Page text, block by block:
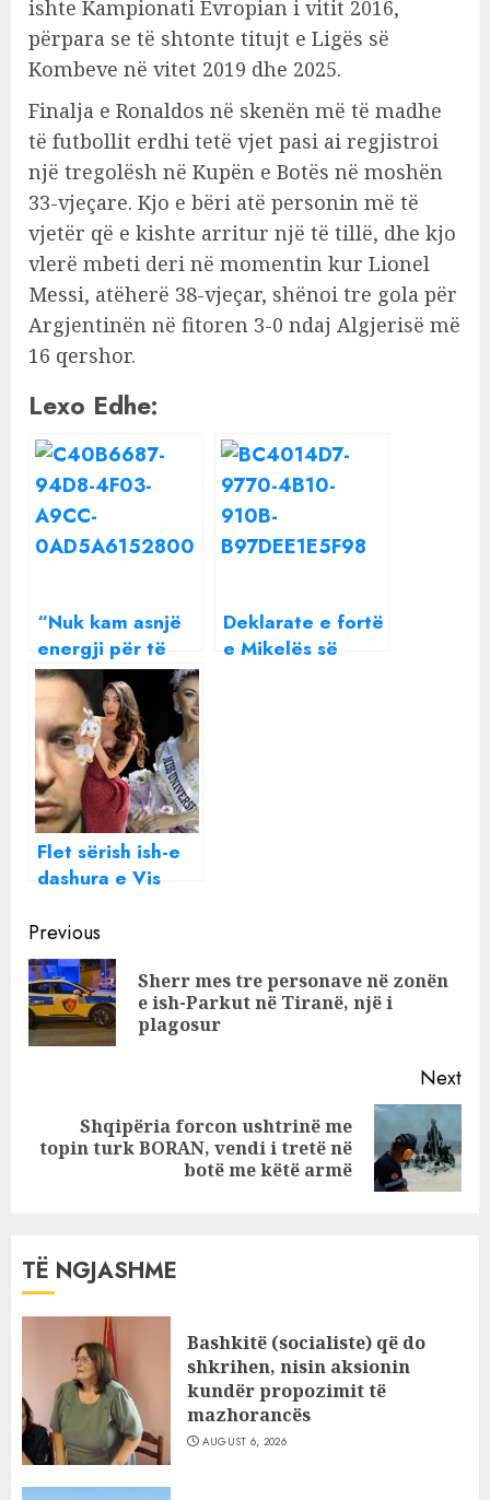
ishte Kampionati Evropian i vitit 2016,
përpara se të shtonte titujt e Ligës së
Kombeve në vitet 2019 dhe 2025.
Finalja e Ronaldos në skenën më të madhe
të futbollit erdhi tetë vjet pasi ai regjistroi
një tregolësh në Kupën e Botës në moshën
33-vjeçare. Kjo e bëri atë personin më të
vjetër që e kishte arritur një të tillë, dhe kjo
vlerë mbeti deri në momentin kur Lionel
Messi, atëherë 38-vjeçar, shënoi tre gola për
Argjentinën në fitoren 3-0 ndaj Algjerisë më
16 qershor.
Lexo Edhe:
“Nuk kam asnjë
energji për të
urryer një shpirt”
Beatrix ndan një
mesazh të
rëndësishëm me
të gjithë
Deklarate e fortë
e Mikelës së
Flet sërish ish-e
dashura e Vis
lidhje me
zhdukjen e tij, i
kam dhënë fund
historisë, e kam
harruar
Continue
Reading
Previous
Sherr mes tre personave në zonën
e ish-Parkut në Tiranë, një i
plagosur
Next
Next
Shqipëria forcon ushtrinë me
topin turk BORAN, vendi i tretë në
botë me këtë armë
TË NGJASHME
Bashkitë (socialiste) që do
shkrihen, nisin aksionin
kundër propozimit të
mazhorancës
AUGUST 6, 2026